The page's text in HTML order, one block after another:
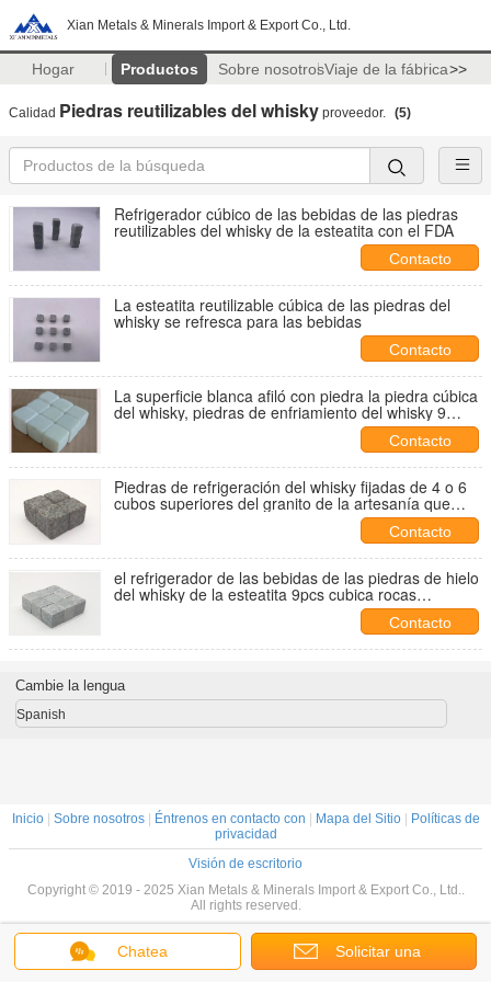
Xian Metals & Minerals Import & Export Co., Ltd.
Hogar Productos Sobre nosotrosViaje de la fábrica>>
Calidad Piedras reutilizables del whisky proveedor. (5)
Refrigerador cúbico de las bebidas de las piedras
reutilizables del whisky de la esteatita con el FDA
Contacto
La esteatita reutilizable cúbica de las piedras del
whisky se refresca para las bebidas
Contacto
La superficie blanca afiló con piedra la piedra cúbica
del whisky, piedras de enfriamiento del whisky 9
Contacto
Piedras de refrigeración del whisky fijadas de 4 o 6
cubos superiores del granito de la artesanía que
Contacto
el refrigerador de las bebidas de las piedras de hielo
del whisky de la esteatita 9pcs cubica rocas
Contacto
Chatea Solicitar una
Cambie la lengua
Spanish
Inicio| Sobre nosotros| Éntrenos en contacto con Mapa del Sitio|
Políticas de
privacidad
Visión de escritorio
Copyright © 2019 - 2025 Xian Metals & Minerals Import & Export Co., Ltd..
All rights reserved.